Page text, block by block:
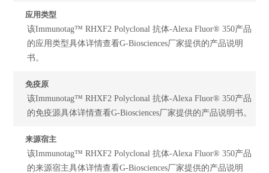
应用类型
该Immunotag™ RHXF2 Polyclonal 抗体-Alexa Fluor® 350产品
的应用类型具体详情查看G-Biosciences厂家提供的产品说明
书。
免疫原
该Immunotag™ RHXF2 Polyclonal 抗体-Alexa Fluor® 350产品
的免疫源具体详情查看G-Biosciences厂家提供的产品说明书。
来源宿主
该Immunotag™ RHXF2 Polyclonal 抗体-Alexa Fluor® 350产品
的来源宿主具体详情查看G-Biosciences厂家提供的产品说明